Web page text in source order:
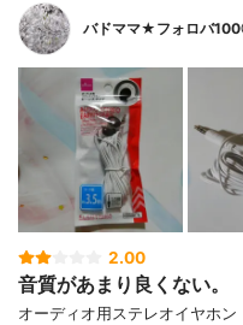
バドママ★フォロバ
2.00
音質があまり良くない。
オーディオ用ステレオイヤホ